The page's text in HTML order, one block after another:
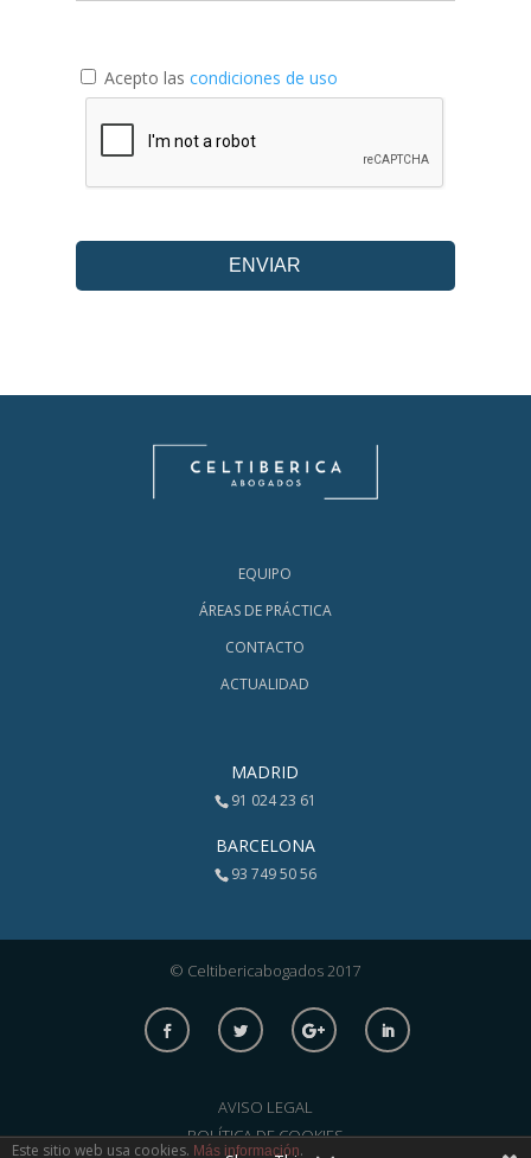
Acepto las condiciones de uso
EQUIPO
ÁREAS DE PRÁCTICA
CONTACTO
ACTUALIDAD
MADRID
91 024 23 61
BARCELONA
93 749 50 56
© Celtibericabogados 2017
AVISO LEGAL
POLÍTICA DE COOKIES
Este sitio web usa cookies. Más información.